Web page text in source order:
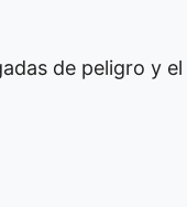
de peligro y el